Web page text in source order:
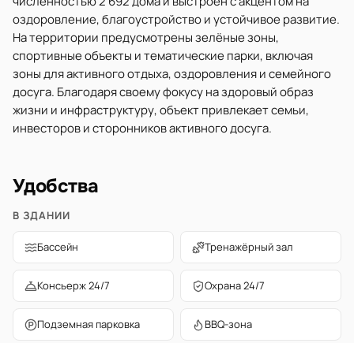
оздоровление, благоустройство и устойчивое развитие.
На территории предусмотрены зелёные зоны,
спортивные объекты и тематические парки, включая
зоны для активного отдыха, оздоровления и семейного
досуга. Благодаря своему фокусу на здоровый образ
жизни и инфраструктуру, объект привлекает семьи,
инвесторов и сторонников активного досуга.
Удобства
В ЗДАНИИ
Бассейн Тренажёрный зал
Консьерж 24/7 Охрана 24/7
Подземная парковка BBQ-зона